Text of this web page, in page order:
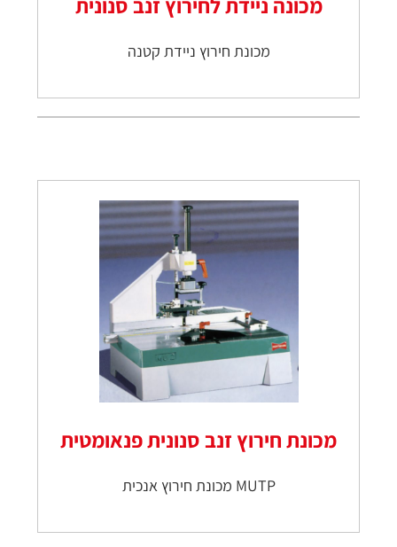
מכונת חירוץ ניידת קטנה
מכונת חירוץ זנב סנונית פנאומטית
MUTP מכונת חירוץ אנכית